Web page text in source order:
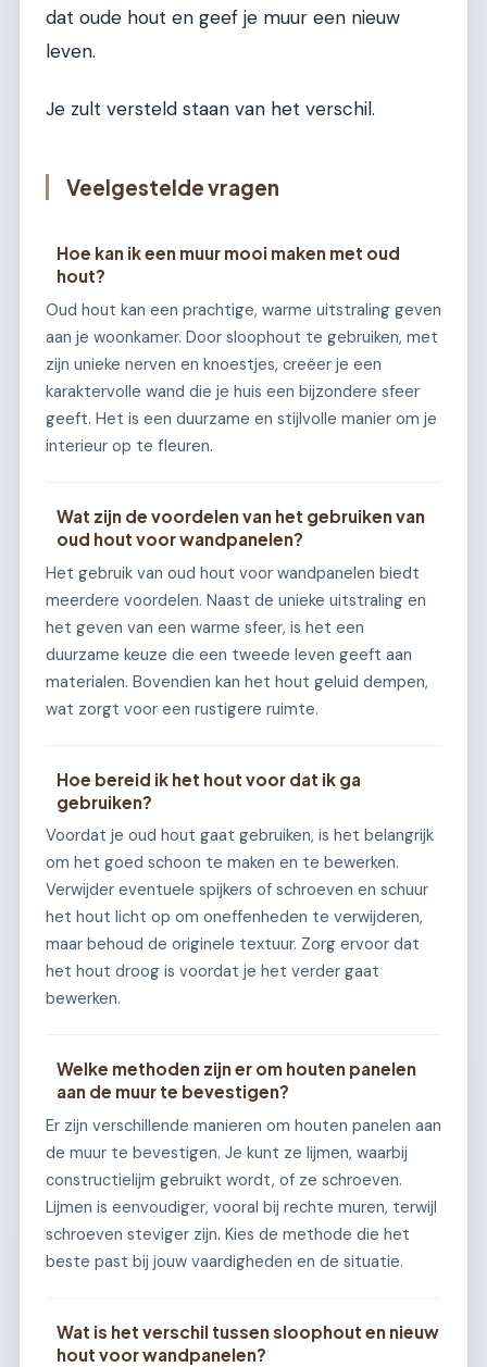
dat oude hout en geef je muur een nieuw
leven.
Je zult versteld staan van het verschil.
Veelgestelde vragen
Hoe kan ik een muur mooi maken met oud
hout?
Oud hout kan een prachtige, warme uitstraling geven
aan je woonkamer. Door sloophout te gebruiken, met
zijn unieke nerven en knoestjes, creëer je een
karaktervolle wand die je huis een bijzondere sfeer
geeft. Het is een duurzame en stijlvolle manier om je
interieur op te fleuren.
Wat zijn de voordelen van het gebruiken van
oud hout voor wandpanelen?
Het gebruik van oud hout voor wandpanelen biedt
meerdere voordelen. Naast de unieke uitstraling en
het geven van een warme sfeer, is het een
duurzame keuze die een tweede leven geeft aan
materialen. Bovendien kan het hout geluid dempen,
wat zorgt voor een rustigere ruimte.
Hoe bereid ik het hout voor dat ik ga
gebruiken?
Voordat je oud hout gaat gebruiken, is het belangrijk
om het goed schoon te maken en te bewerken.
Verwijder eventuele spijkers of schroeven en schuur
het hout licht op om oneffenheden te verwijderen,
maar behoud de originele textuur. Zorg ervoor dat
het hout droog is voordat je het verder gaat
bewerken.
Welke methoden zijn er om houten panelen
aan de muur te bevestigen?
Er zijn verschillende manieren om houten panelen aan
de muur te bevestigen. Je kunt ze lijmen, waarbij
constructielijm gebruikt wordt, of ze schroeven.
Lijmen is eenvoudiger, vooral bij rechte muren, terwijl
schroeven steviger zijn. Kies de methode die het
beste past bij jouw vaardigheden en de situatie.
Wat is het verschil tussen sloophout en nieuw
hout voor wandpanelen?